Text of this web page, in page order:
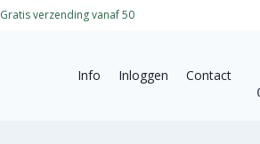
Gratis verzending vanaf 50
Info Inloggen
Contact